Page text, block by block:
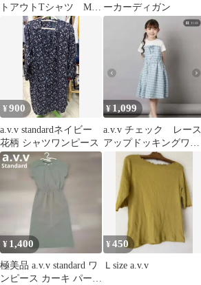
トアウトTシャツ M
オープンショルダー
ーカーディガン
¥900
a.v.v standardネイビー
花柄 シャツワンピース
¥ 1,099
a.v.v チェック レース
アップドッキングワン
ピース 120cm
¥ 1,400
極美品 a.v.v standard ワ
ンピース カーキ パール
¥450
Ｌsize a.v.v